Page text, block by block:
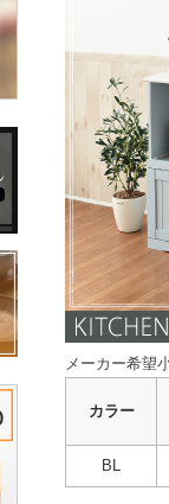
メーカー希望
カラー
BL